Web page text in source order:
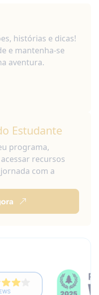
histórias e dicas!
e mantenha-se
aventura.
Estudante
programa,
recursos
com a